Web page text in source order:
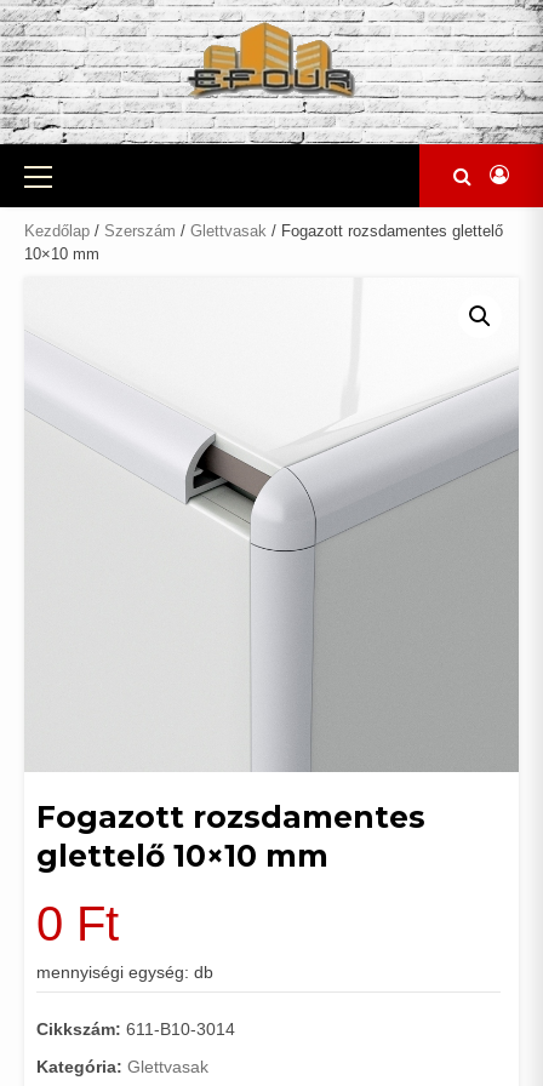
Skip
to
content
Primary
Menu
Kezdőlap / Szerszám / Glettvasak / Fogazott rozsdamentes glettelő
10×10 mm
Fogazott rozsdamentes
glettelő 10×10 mm
0 Ft
mennyiségi egység: db
Cikkszám: 611-B10-3014
Kategória: Glettvasak